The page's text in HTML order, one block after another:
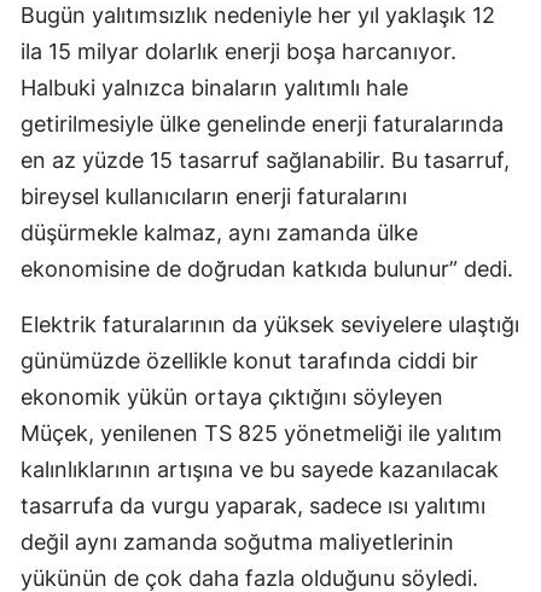
Bugün yalıtımsızlık nedeniyle her yıl yaklaşık 12
ila 15 milyar dolarlık enerji boşa harcanıyor.
Halbuki yalnızca binaların yalıtımlı hale
getirilmesiyle ülke genelinde enerji faturalarında
en az yüzde 15 tasarruf sağlanabilir. Bu tasarruf,
bireysel kullanıcıların enerji faturalarını
düşürmekle kalmaz, aynı zamanda ülke
ekonomisine de doğrudan katkıda bulunur” dedi.
Elektrik faturalarının da yüksek seviyelere ulaştığı
günümüzde özellikle konut tarafında ciddi bir
ekonomik yükün ortaya çıktığını söyleyen
Müçek, yenilenen TS 825 yönetmeliği ile yalıtım
kalınlıklarının artışına ve bu sayede kazanılacak
tasarrufa da vurgu yaparak, sadece ısı yalıtımı
değil aynı zamanda soğutma maliyetlerinin
yükünün de çok daha fazla olduğunu söyledi.